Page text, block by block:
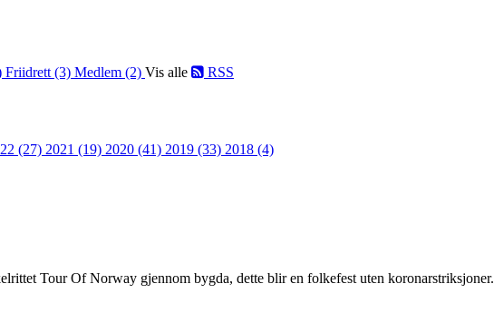
Friidrett (3) Medlem (2) Vis alle RSS
(27) 2021 (19) 2020 (41) 2019 (33) 2018 (4)
Tour Of Norway gjennom bygda, dette blir en folkefest uten koronarstriksjoner.